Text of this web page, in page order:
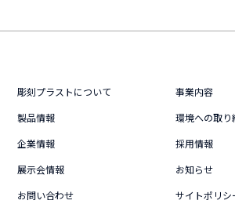
彫刻プラストについて
事業内容
製品情報
環境への取り
企業情報
採用情報
展示会情報
お知らせ
お問い合わせ
サイトポリシ